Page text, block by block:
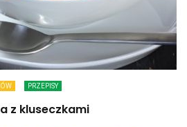
PRZEPISY
z kluseczkami